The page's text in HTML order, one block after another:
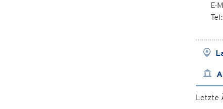
E-
Letzte